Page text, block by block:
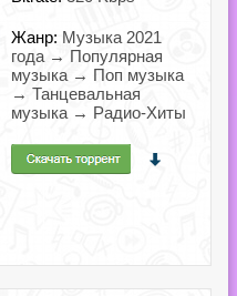
Жанр: Музыка 2021
года → Популярная
музыка → Поп музыка
→ Танцевальная
музыка → Радио-Хиты